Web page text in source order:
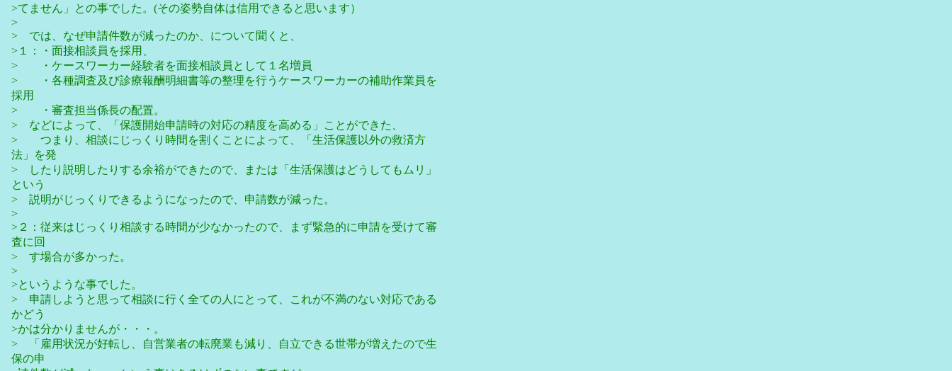
>てません」との事でした。(その姿勢自体は信用できると思います）
>
> では、なぜ申請件数が減ったのか、について聞くと、
>１：・面接相談員を採用、
> ・ケースワーカー経験者を面接相談員として１名増員
> ・各種調査及び診療報酬明細書等の整理を行うケースワーカーの補助作業員を
採用
> ・審査担当係長の配置。
> などによって、「保護開始申請時の対応の精度を高める」ことができた、
> つまり、相談にじっくり時間を割くことによって、「生活保護以外の救済方
法」を発
> したり説明したりする余裕ができたので、または「生活保護はどうしてもムリ」
という
> 説明がじっくりできるようになったので、申請数が減った。
>
>２：従来はじっくり相談する時間が少なかったので、まず緊急的に申請を受けて審
査に回
> す場合が多かった。
>
>というような事でした。
> 申請しようと思って相談に行く全ての人にとって、これが不満のない対応である
かどう
>かは分かりませんが・・・。
> 「雇用状況が好転し、自営業者の転廃業も減り、自立できる世帯が増えたので生
保の申